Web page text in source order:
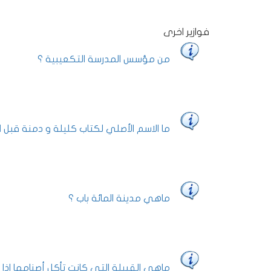
فوازير اخرى
من مؤسس المدرسة التكعيبية ؟
ما الاسم الأصلي لكتاب كليلة و دمنة قبل
ماهي مدينة المائة باب ؟
ماهي القبيلة التي كانت تأكل أصنامها